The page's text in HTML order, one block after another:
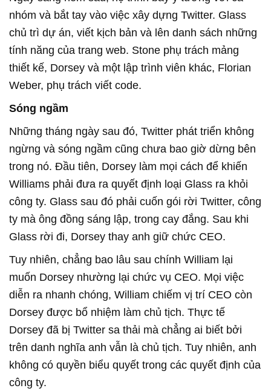
nhóm và bắt tay vào việc xây dựng Twitter. Glass
chủ trì dự án, viết kịch bản và lên danh sách những
tính năng của trang web. Stone phụ trách mảng
thiết kế, Dorsey và một lập trình viên khác, Florian
Weber, phụ trách viết code.
Sóng ngầm
Những tháng ngày sau đó, Twitter phát triển không
ngừng và sóng ngầm cũng chưa bao giờ dừng bên
trong nó. Đầu tiên, Dorsey làm mọi cách để khiến
Williams phải đưa ra quyết định loại Glass ra khỏi
công ty. Glass sau đó phải cuốn gói rời Twitter, công
ty mà ông đồng sáng lập, trong cay đắng. Sau khi
Glass rời đi, Dorsey thay anh giữ chức CEO.
Tuy nhiên, chẳng bao lâu sau chính William lại
muốn Dorsey nhường lại chức vụ CEO. Mọi việc
diễn ra nhanh chóng, William chiếm vị trí CEO còn
Dorsey được bổ nhiệm làm chủ tịch. Thực tế
Dorsey đã bị Twitter sa thải mà chẳng ai biết bởi
trên danh nghĩa anh vẫn là chủ tịch. Tuy nhiên, anh
không có quyền biểu quyết trong các quyết định của
công ty.